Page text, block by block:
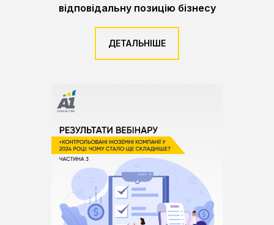
відповідальну позицію бізнесу
ДЕТАЛЬНІШЕ